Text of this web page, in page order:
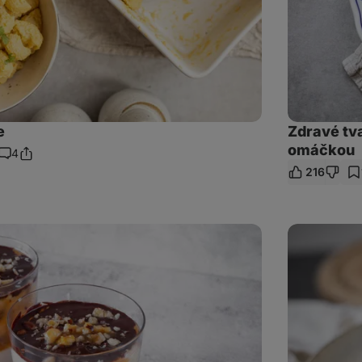
4Sdílet
Zdravé
omáčkou
216
Vejce